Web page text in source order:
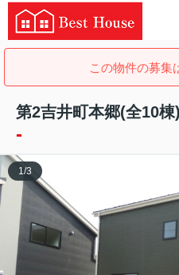
この物件の募集
第2吉井町本郷(全10
-
1/3